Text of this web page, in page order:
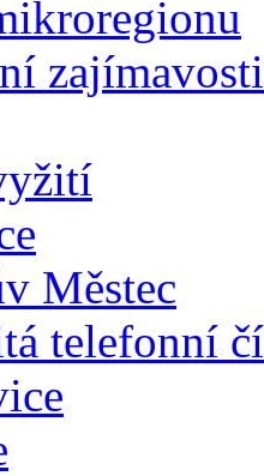
zajímavosti
Městec
telefonní